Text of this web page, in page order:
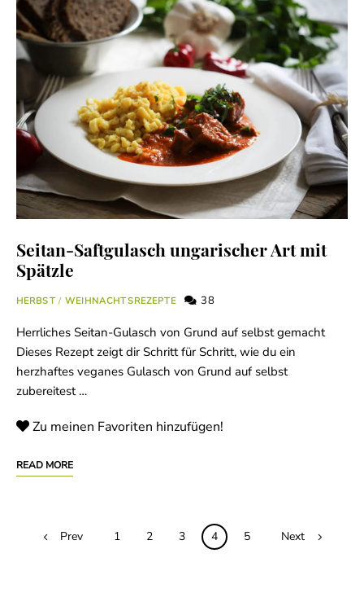
Seitan-Saftgulasch ungarischer Art mit
Spätzle
HERBST / WEIHNACHTSREZEPTE 38
Herrliches Seitan-Gulasch von Grund auf selbst gemacht
Dieses Rezept zeigt dir Schritt für Schritt, wie du ein
herzhaftes veganes Gulasch von Grund auf selbst
zubereitest …
Zu meinen Favoriten hinzufügen!
READ MORE
PostsPrev 1 2 3 4 5 Next